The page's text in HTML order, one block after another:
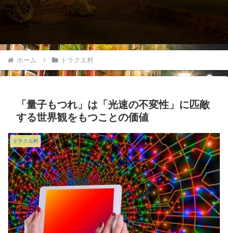
ホーム ドラクエ村
「量子もつれ」は「光速の不変性」に匹敵
する世界観をもつことの価値
ドラクエ村